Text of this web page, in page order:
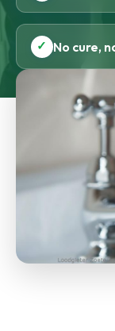
✓ No cure,